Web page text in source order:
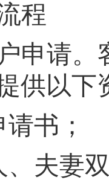
程
申请。
供以下
请书 ；
、夫妻